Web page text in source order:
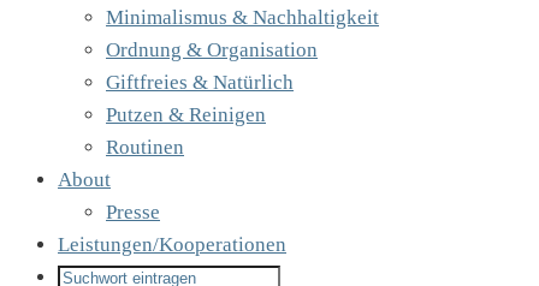
Minimalismus & Nachhaltigkeit
Ordnung & Organisation
Giftfreies & Natürlich
Putzen & Reinigen
Routinen
About
Presse
Leistungen/Kooperationen